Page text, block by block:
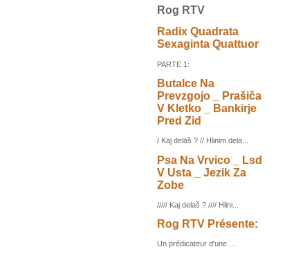
Rog RTV
Radix Quadrata
Sexaginta Quattuor
PARTE 1:
Butalce Na
Prevzgojo _ Prašiča
V Kletko _ Bankirje
Pred Zid
/ Kaj delaš ? // Hlinim dela...
Psa Na Vrvico _ Lsd
V Usta _ Jezik Za
Zobe
///// Kaj delaš ? //// Hlini...
Rog RTV Présente:
Un prédicateur d'une ...